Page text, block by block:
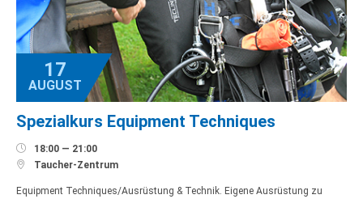
17
AUGUST
Spezialkurs Equipment Techniques
 18:00 — 21:00
 Taucher-Zentrum
Equipment Techniques/Ausrüstung & Technik. Eigene Ausrüstung zu